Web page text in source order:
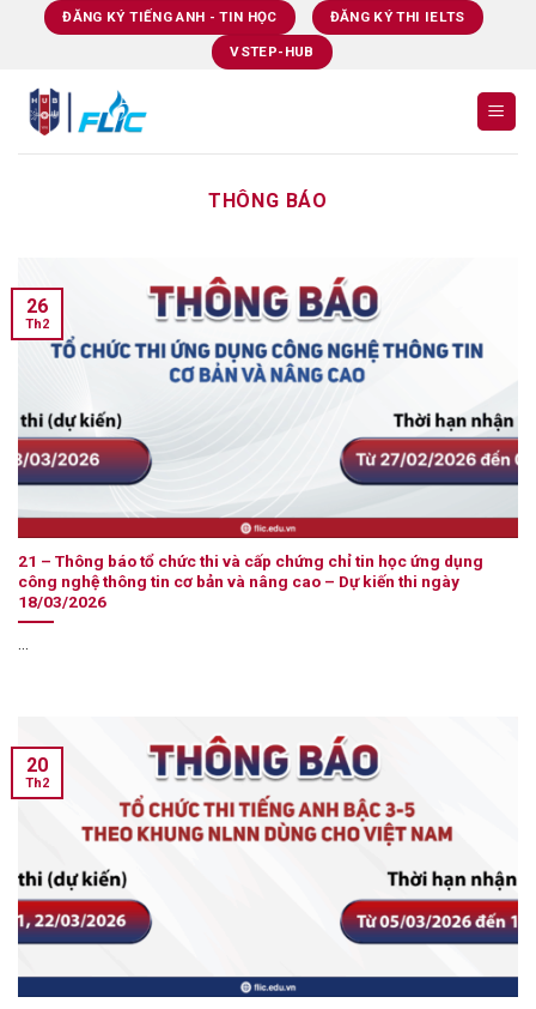
ĐĂNG KÝ TIẾNG ANH - TIN HỌC ĐĂNG KÝ THI IELTS
VSTEP-HUB
THÔNG BÁO
21 – Thông báo tổ chức thi và cấp chứng chỉ tin học ứng dụng
công nghệ thông tin cơ bản và nâng cao – Dự kiến thi ngày
18/03/2026
26
Th2
20
Th2